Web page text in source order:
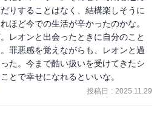
りすることはなく、結構楽しそうに
ほど今での生活が辛かったのかな。
レオンと出会ったときに自分のこと
罪悪感を覚えながらも、レオンと過
た。今まで酷い扱いを受けてきたシ
とで幸せになれるといいな。
投稿日 : 2025.11.29